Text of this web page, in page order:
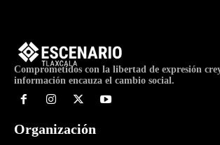
Comprometidos con la libertad de expresión
información encauza el cambio social.
Organización